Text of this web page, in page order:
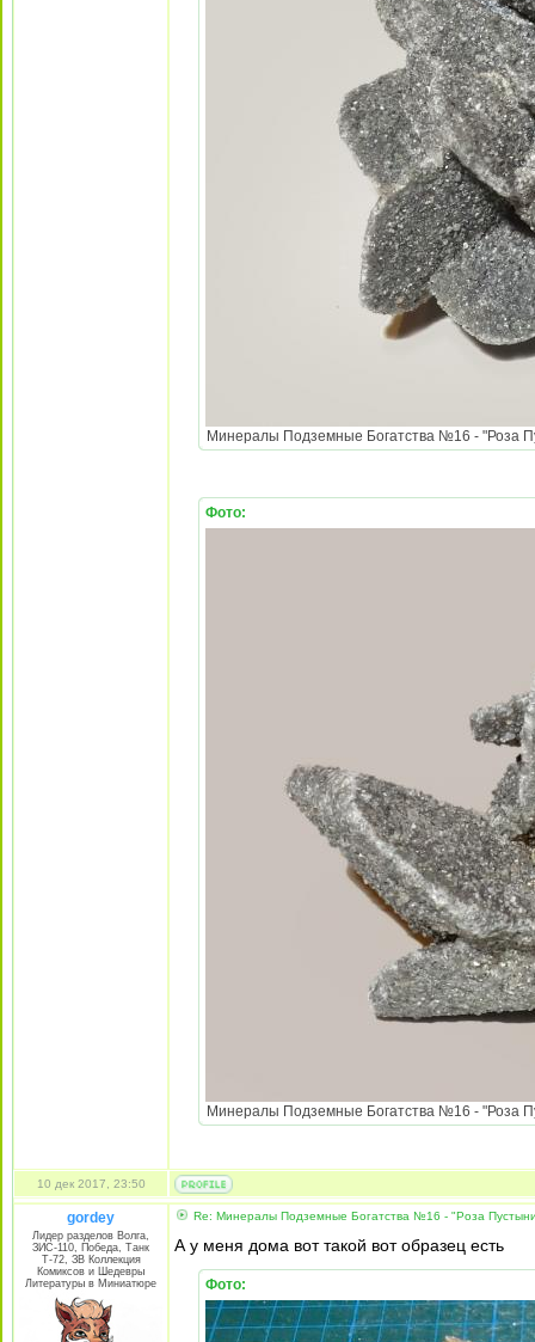
Минералы Подземные Богатства №16 - "Роза
Фото:
Минералы Подземные Богатства №16 - "Роза
10 дек 2017, 23:50
gordey
Лидер разделов Волга,
ЗИС-110, Победа, Танк
Т-72, ЗВ Коллекция
Комиксов и Шедевры
Литературы в Миниатюре
Re: Минералы Подземные Богатства №16 - "Роза
А у меня дома вот такой вот образец есть
Фото: